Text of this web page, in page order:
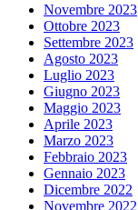
Novembre 2023
Ottobre 2023
Settembre 2023
Agosto 2023
Luglio 2023
Giugno 2023
Maggio 2023
Aprile 2023
Marzo 2023
Febbraio 2023
Gennaio 2023
Dicembre 2022
Novembre 2022